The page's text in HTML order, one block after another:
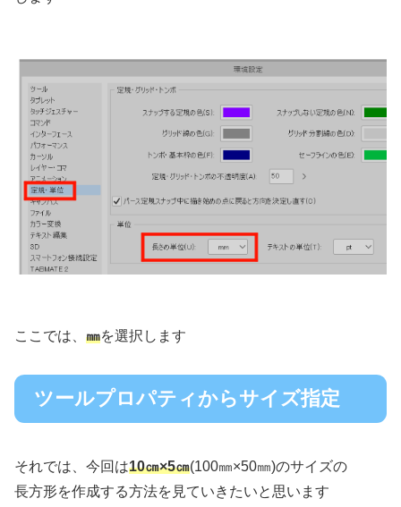
ここでは、 ㎜を選択します
ツールプロパティからサイズ指定
それでは、今回は10㎝×5㎝(100㎜×50㎜)のサイズの
長方形を作成する方法を見ていきたいと思います